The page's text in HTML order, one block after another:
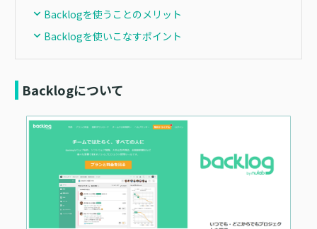
Backlogを使うことのメリット
Backlogを使いこなすポイント
Backlogについて